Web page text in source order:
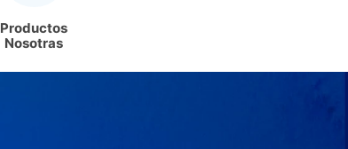
Productos
Nosotras